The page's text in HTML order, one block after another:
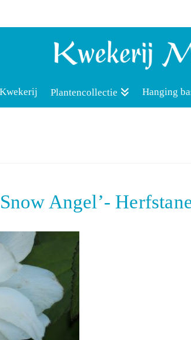
Kwekerij Plantencollectie Hanging
Angel’-